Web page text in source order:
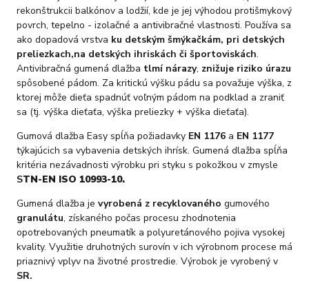
rekonštrukcii balkónov a lodžií, kde je jej výhodou protišmykový
povrch, tepelno - izolačné a antivibračné vlastnosti. Používa sa
ako dopadová vrstva ku detským šmýkačkám, pri detských
preliezkach,na detských ihriskách či športoviskách.
Antivibračná gumená dlažba tlmí nárazy, znižuje riziko úrazu
spôsobené pádom. Za kritickú výšku pádu sa považuje výška, z
ktorej môže dieťa spadnúť voľným pádom na podklad a zraniť
sa (tj. výška dieťaťa, výška preliezky + výška dieťaťa).
Gumová dlažba Easy spĺňa požiadavky EN 1176a EN 1177
týkajúcich sa vybavenia detských ihrísk. Gumená dlažba spĺňa
kritéria nezávadnosti výrobku pri styku s pokožkou v zmysle
STN-EN ISO 10993-10.
Gumená dlažba je vyrobená z recyklovaného gumového
granulátu, získaného počas procesu zhodnotenia
opotrebovaných pneumatík a polyuretánového pojiva vysokej
kvality. Využitie druhotných surovín v ich výrobnom procese má
priaznivý vplyv na životné prostredie. Výrobok je vyrobený v
SR.